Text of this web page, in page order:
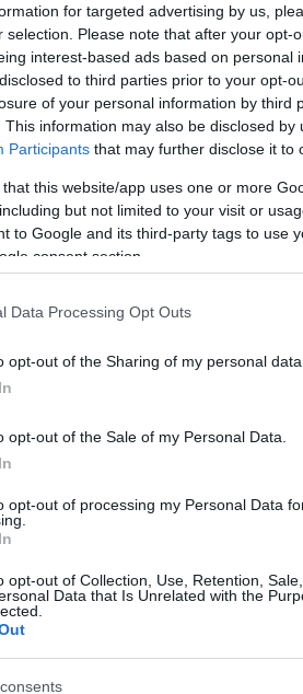
for targeted advertising by us,
selection. Please note that after your opt-
interest-based ads based on personal
to third parties prior to your opt-
of your personal information by third
This information may also be disclosed
Participants that may further disclose it to
that this website/app uses one or more
but not limited to your visit or
to Google and its third-party tags to use
consent section.
Data Processing Opt Outs
opt-out of the Sharing of my personal data.
opt-out of the Sale of my Personal Data.
opt-out of processing my Personal Data
opt-out of Collection, Use, Retention,
Data that Is Unrelated with the
και μάθετε πρώτοι
περιλαμβάνει
την προστασία
προβλέποντας
για τη διαχείριση
των παιδιών τους.